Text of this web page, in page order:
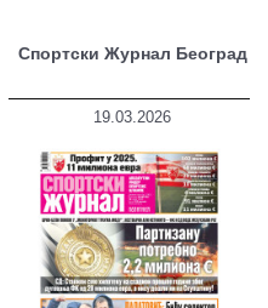
Спортски Журнал Београд
19.03.2026